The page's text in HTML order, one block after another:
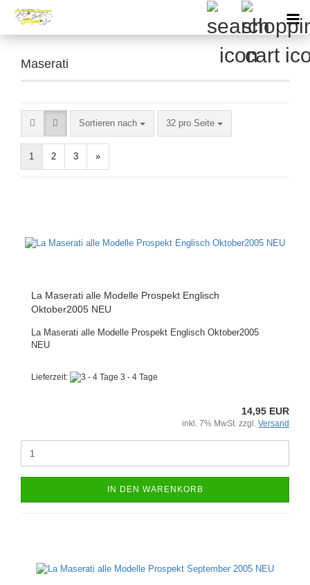
Maserati
Sortieren nach
Sortieren nach 32 pro Seite
pro Seite
1 2 3 »
La Maserati alle Modelle Prospekt Englisch
Oktober2005 NEU
La Maserati alle Modelle Prospekt Englisch Oktober2005
NEU
Lieferzeit: 3 - 4 Tage
14,95 EUR
inkl. 7% MwSt. zzgl. Versand
IN DEN WARENKORB